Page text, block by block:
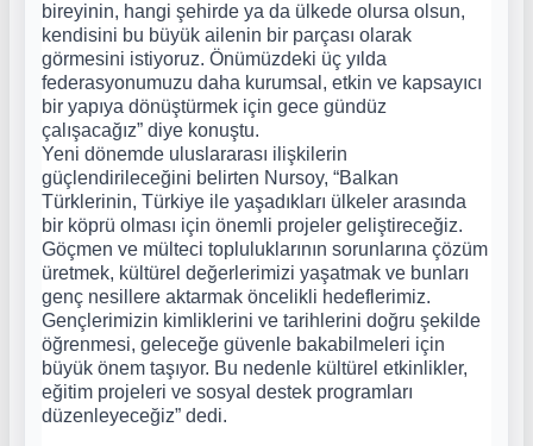
bireyinin, hangi şehirde ya da ülkede olursa olsun,
kendisini bu büyük ailenin bir parçası olarak
görmesini istiyoruz. Önümüzdeki üç yılda
federasyonumuzu daha kurumsal, etkin ve kapsayıcı
bir yapıya dönüştürmek için gece gündüz
çalışacağız” diye konuştu.
Yeni dönemde uluslararası ilişkilerin
güçlendirileceğini belirten Nursoy, “Balkan
Türklerinin, Türkiye ile yaşadıkları ülkeler arasında
bir köprü olması için önemli projeler geliştireceğiz.
Göçmen ve mülteci topluluklarının sorunlarına çözüm
üretmek, kültürel değerlerimizi yaşatmak ve bunları
genç nesillere aktarmak öncelikli hedeflerimiz.
Gençlerimizin kimliklerini ve tarihlerini doğru şekilde
öğrenmesi, geleceğe güvenle bakabilmeleri için
büyük önem taşıyor. Bu nedenle kültürel etkinlikler,
eğitim projeleri ve sosyal destek programları
düzenleyeceğiz” dedi.